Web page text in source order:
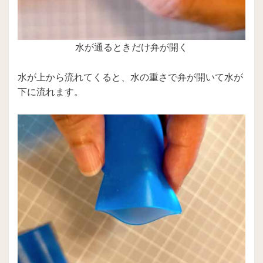
水が通るときだけ弁が開く
水が上から流れてくると、水の重さで弁が開いて水が
下に流れます。